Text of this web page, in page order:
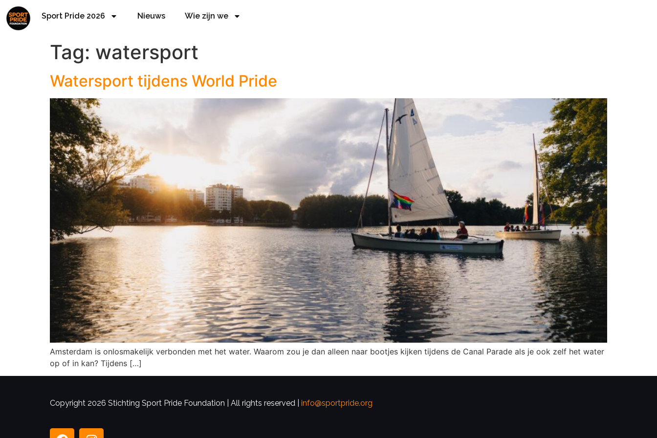
Sport Pride 2026 Nieuws Wie zijn we
Tag: watersport
Watersport tijdens World Pride
Amsterdam is onlosmakelijk verbonden met het water. Waarom zou je dan alleen naar bootjes kijken tijdens de Canal Parade als je ook zelf het water
op of in kan? Tijdens […]
Copyright 2026 Stichting Sport Pride Foundation | All rights reserved | info@sportpride.org